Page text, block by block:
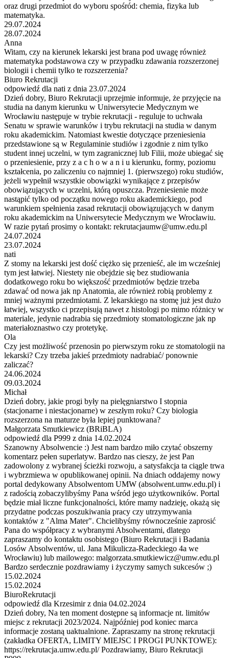
oraz drugi przedmiot do wyboru spośród: chemia, fizyka lub
matematyka.
29.07.2024
28.07.2024
Anna
Witam, czy na kierunek lekarski jest brana pod uwagę również
matematyka podstawowa czy w przypadku zdawania rozszerzonej
biologii i chemii tylko te rozszerzenia?
Biuro Rekrutacji
odpowiedź dla nati z dnia 23.07.2024
Dzień dobry, Biuro Rekrutacji uprzejmie informuje, że przyjęcie na
studia na danym kierunku w Uniwersytecie Medycznym we
Wrocławiu następuje w trybie rekrutacji - reguluje to uchwała
Senatu w sprawie warunków i trybu rekrutacji na studia w danym
roku akademickim. Natomiast kwestie dotyczące przeniesienia
przedstawione są w Regulaminie studiów i zgodnie z nim tylko
student innej uczelni, w tym zagranicznej lub Filii, może ubiegać się
o przeniesienie, przy z a c h o w a n i u kierunku, formy, poziomu
kształcenia, po zaliczeniu co najmniej 1. (pierwszego) roku studiów,
jeżeli wypełnił wszystkie obowiązki wynikające z przepisów
obowiązujących w uczelni, którą opuszcza. Przeniesienie może
nastąpić tylko od początku nowego roku akademickiego, pod
warunkiem spełnienia zasad rekrutacji obowiązujących w danym
roku akademickim na Uniwersytecie Medycznym we Wrocławiu.
W razie pytań prosimy o kontakt: rekrutacjaumw@umw.edu.pl
24.07.2024
23.07.2024
nati
Z stomy na lekarski jest dość ciężko się przenieść, ale im wcześniej
tym jest łatwiej. Niestety nie obejdzie się bez studiowania
dodatkowego roku bo większość przedmiotów będzie trzeba
zdawać od nowa jak np Anatomia, ale również robią problemy z
mniej ważnymi przedmiotami. Z lekarskiego na stomę już jest dużo
łatwiej, wszystko ci przepisują nawet z histologi po mimo różnicy w
materiale, jedynie nadrabia się przedmioty stomatologiczne jak np
materiałoznastwo czy protetykę.
Ola
Czy jest możliwość przenosin po pierwszym roku ze stomatologii na
lekarski? Czy trzeba jakieś przedmioty nadrabiać/ ponownie
zaliczać?
24.06.2024
09.03.2024
Michał
Dzień dobry, jakie progi były na pielęgniarstwo I stopnia
(stacjonarne i niestacjonarne) w zeszłym roku? Czy biologia
rozszerzona na maturze była lepiej punktowana?
Małgorzata Smutkiewicz (BRiBLA)
odpowiedź dla P999 z dnia 14.02.2024
Szanowny Absolwencie :) Jest nam bardzo miło czytać obszerny
komentarz pełen superlatyw. Bardzo nas cieszy, że jest Pan
zadowolony z wybranej ścieżki rozwoju, a satysfakcja ta ciągle trwa
i wybrzmiewa w opublikowanej opinii. Na dniach oddajemy nowy
portal dedykowany Absolwentom UMW (absolwent.umw.edu.pl) i
z radością zobaczylibyśmy Pana wśród jego użytkowników. Portal
będzie miał liczne funkcjonalności, które mamy nadzieję, okażą się
przydatne podczas poszukiwania pracy czy utrzymywania
kontaktów z "Alma Mater". Chcielibyśmy równocześnie zaprosić
Pana do współpracy z wybranymi Absolwentami, dlatego
zapraszamy do kontaktu osobistego (Biuro Rekrutacji i Badania
Losów Absolwentów, ul. Jana Mikulicza-Radeckiego 4a we
Wrocławiu) lub mailowego: malgorzata.smutkiewicz@umw.edu.pl
Bardzo serdecznie pozdrawiamy i życzymy samych sukcesów ;)
15.02.2024
15.02.2024
BiuroRekrutacji
odpowiedź dla Krzesimir z dnia 04.02.2024
Dzień dobry, Na ten moment dostępne są informacje nt. limitów
miejsc z rekrutacji 2023/2024. Najpóźniej pod koniec marca
informacje zostaną uaktualnione. Zapraszamy na stronę rekrutacji
(zakładka OFERTA, LIMITY MIEJSC I PROGI PUNKTOWE):
https://rekrutacja.umw.edu.pl/ Pozdrawiamy, Biuro Rekrutacji